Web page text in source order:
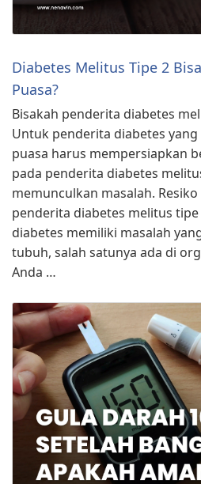
Diabetes Melitus Tipe 2
Puasa?
Bisakah penderita diabetes
Untuk penderita diabetes
puasa harus mempersiapkan
pada penderita diabetes
memunculkan masalah.
penderita diabetes melitus
diabetes memiliki masalah
tubuh, salah satunya ada di
Anda …